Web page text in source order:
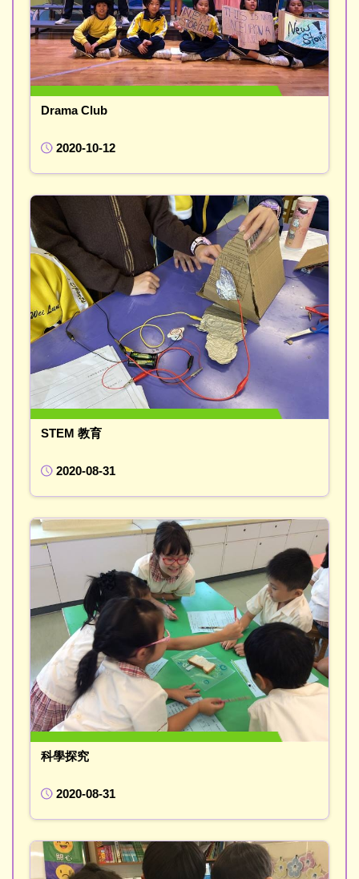
Drama Club
2020-10-12
STEM 教育
2020-08-31
科學探究
2020-08-31